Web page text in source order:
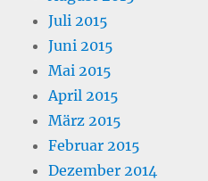
Juli 2015
Juni 2015
Mai 2015
April 2015
März 2015
Februar 2015
Dezember 2014